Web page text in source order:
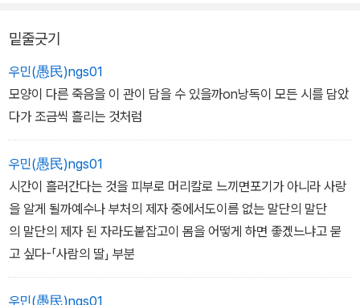
밑줄긋기
우민(愚民)ngs01
모양이 다른 죽음을 이 관이 담을 수 있을까on낭독이 모든 시를 담았
다가 조금씩 흘리는 것처럼
우민(愚民)ngs01
시간이 흘러간다는 것을 피부로 머리칼로 느끼면포기가 아니라 사랑
을 알게 될까예수나 부처의 제자 중에서도이름 없는 말단의 말단
의 말단의 제자 된 자라도붙잡고이 몸을 어떻게 하면 좋겠느냐고 묻
고 싶다-「사람의 딸」 부분
우민(愚民)ngs01